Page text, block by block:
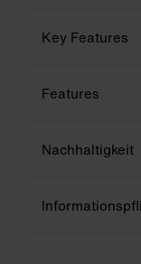
Key Features
Features
Nachhaltigkeit